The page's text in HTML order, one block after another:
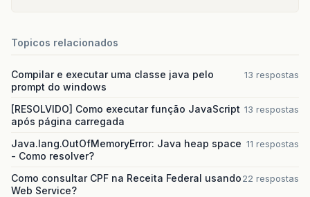
Topicos relacionados
Compilar e executar uma classe java pelo
prompt do windows
13 respostas
[RESOLVIDO] Como executar função JavaScript
após página carregada
13 respostas
Java.lang.OutOfMemoryError: Java heap space
- Como resolver?
11 respostas
Como consultar CPF na Receita Federal usando
Web Service?
22 respostas